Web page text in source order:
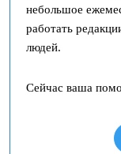
небольшое
работать
людей.
Сейчас ваша